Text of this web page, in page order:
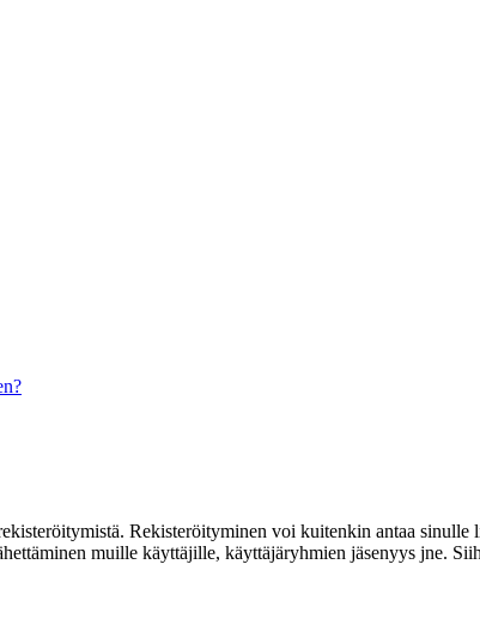
Rekisteröityminen voi kuitenkin antaa sinulle
muille käyttäjille, käyttäjäryhmien jäsenyys jne.